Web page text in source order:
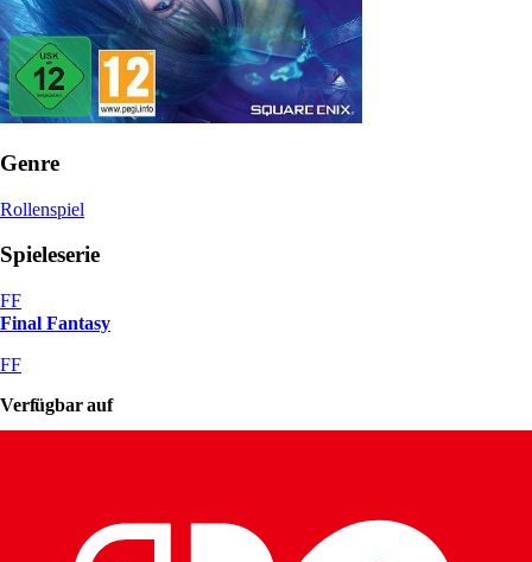
Genre
Rollenspiel
Spieleserie
FF
Final Fantasy
FF
Verfügbar auf